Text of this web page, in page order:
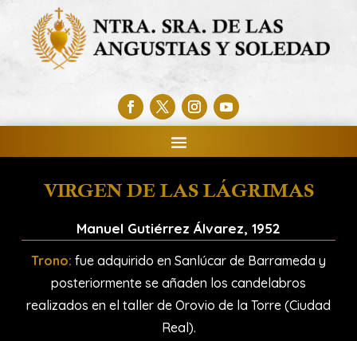
VIRGEN DE LAS LÁGRIMAS
Manuel Gutiérrez Álvarez, 1952
Trono: fue adquirido en Sanlúcar de Barrameda y
posteriormente se añaden los candelabros
realizados en el taller de Orovio de la Torre (Ciudad
Real).